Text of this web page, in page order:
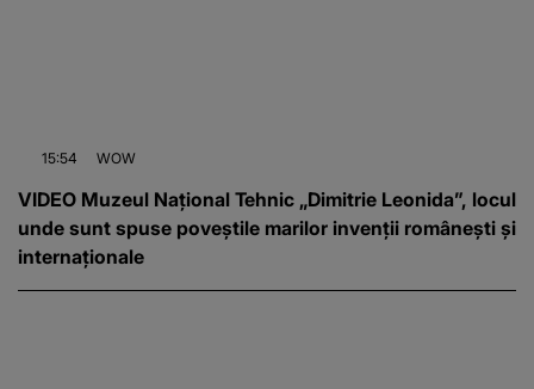
15:54 WOW
VIDEO Muzeul Național Tehnic „Dimitrie Leonida”, locul
unde sunt spuse poveștile marilor invenții românești și
internaționale